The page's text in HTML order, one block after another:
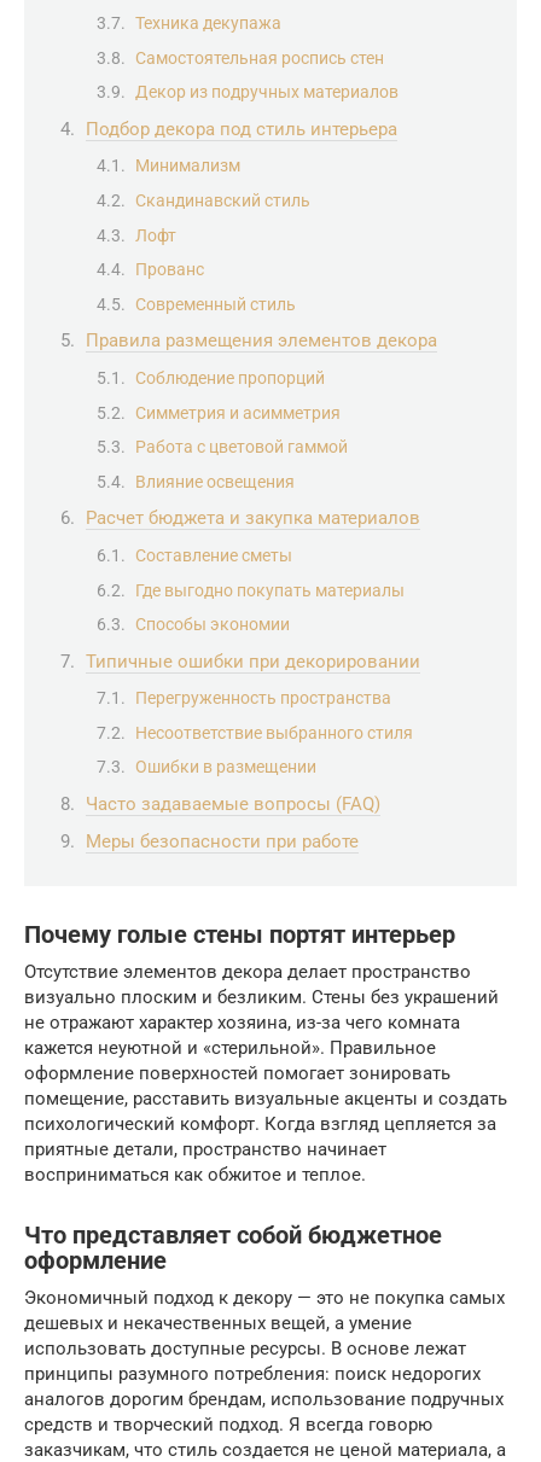
Техника декупажа
Самостоятельная роспись стен
Декор из подручных материалов
Подбор декора под стиль интерьера
Минимализм
Скандинавский стиль
Лофт
Прованс
Современный стиль
Правила размещения элементов декора
Соблюдение пропорций
Симметрия и асимметрия
Работа с цветовой гаммой
Влияние освещения
Расчет бюджета и закупка материалов
Составление сметы
Где выгодно покупать материалы
Способы экономии
Типичные ошибки при декорировании
Перегруженность пространства
Несоответствие выбранного стиля
Ошибки в размещении
Часто задаваемые вопросы (FAQ)
Меры безопасности при работе
Почему голые стены портят интерьер
Отсутствие элементов декора делает пространство
визуально плоским и безликим. Стены без украшений
не отражают характер хозяина, из-за чего комната
кажется неуютной и «стерильной». Правильное
оформление поверхностей помогает зонировать
помещение, расставить визуальные акценты и создать
психологический комфорт. Когда взгляд цепляется за
приятные детали, пространство начинает
восприниматься как обжитое и теплое.
Что представляет собой бюджетное
оформление
Экономичный подход к декору — это не покупка самых
дешевых и некачественных вещей, а умение
использовать доступные ресурсы. В основе лежат
принципы разумного потребления: поиск недорогих
аналогов дорогим брендам, использование подручных
средств и творческий подход. Я всегда говорю
заказчикам, что стиль создается не ценой материала, а